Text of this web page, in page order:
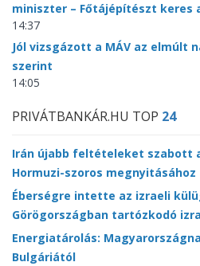
miniszter – Főtájépítészt keres
14:37
Jól vizsgázott a MÁV az elmúlt
szerint
14:05
PRIVÁTBANKÁR.HU TOP 24
Irán újabb feltételeket szabott
Hormuzi-szoros megnyitásához
Éberségre intette az izraeli
Görögországban tartózkodó
Energiatárolás:
Bulgáriától